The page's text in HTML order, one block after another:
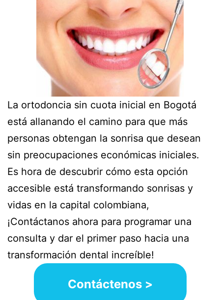
La ortodoncia sin cuota inicial en Bogotá
está allanando el camino para que más
personas obtengan la sonrisa que desean
sin preocupaciones económicas iniciales.
Es hora de descubrir cómo esta opción
accesible está transformando sonrisas y
vidas en la capital colombiana,
¡Contáctanos ahora para programar una
consulta y dar el primer paso hacia una
transformación dental increíble!
Contáctenos >